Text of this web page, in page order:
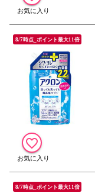
8/7時点_ポイント最大11倍
8/7時点_ポイント最大11倍